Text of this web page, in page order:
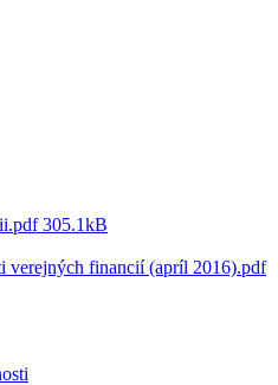
305.1kB
verejných financií (apríl 2016).pdf